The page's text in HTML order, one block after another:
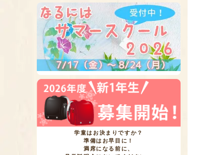
学童はお決まりですか？
準備はお早目に！
満席になる前に、